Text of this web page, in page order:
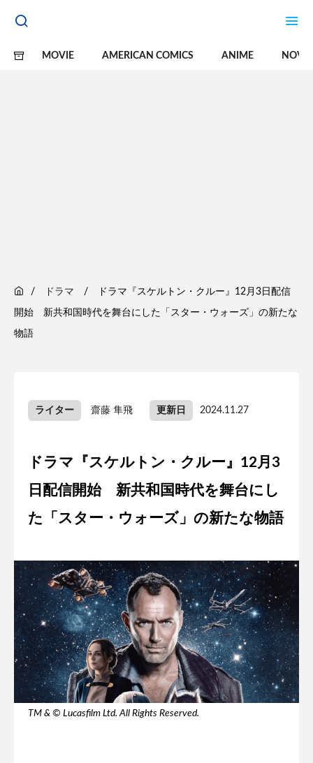
MOVIE AMERICAN COMICS ANIME
ドラマ ドラマ『スケルトン・クルー』12月3日配信
開始 新共和国時代を舞台にした「スター・ウォーズ」の新たな
物語
ライター 齋藤 隼飛 更新日 2024.11.27
ドラマ『スケルトン・クルー』12月3
日配信開始 新共和国時代を舞台にし
た「スター・ウォーズ」の新たな物語
TM & © Lucasfilm Ltd. All Rights Reserved.